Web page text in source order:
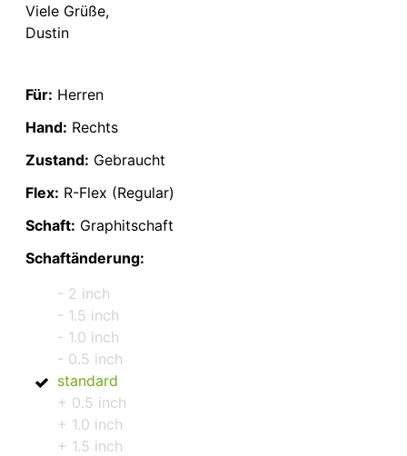
Viele Grüße,
Dustin
Für: Herren
Hand: Rechts
Zustand: Gebraucht
Flex: R-Flex (Regular)
Schaft: Graphitschaft
Schaftänderung:
- 2 inch
- 1.5 inch
- 1.0 inch
- 0.5 inch
standard
+ 0.5 inch
+ 1.0 inch
+ 1.5 inch